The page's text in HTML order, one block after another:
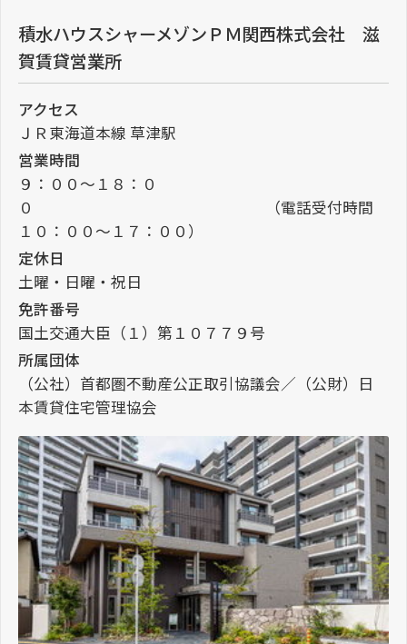
積水ハウスシャーメゾンＰＭ関西株式会社 滋
賀賃貸営業所
アクセス
ＪＲ東海道本線 草津駅
営業時間
９：００～１８：０
０ （電話受付時間
１０：００～１７：００）
定休日
土曜・日曜・祝日
免許番号
国土交通大臣（１）第１０７７９号
所属団体
（公社）首都圏不動産公正取引協議会／（公財）日
本賃貸住宅管理協会